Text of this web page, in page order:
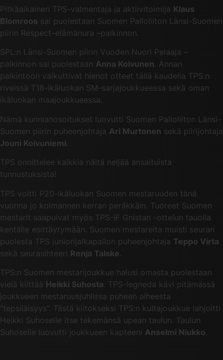
Pitkäaikainen TPS-valmentaja ja aktiivitoimija Klaus
Blomroos sai puolestaan Suomen Palloliiton Länsi-Suomen
piirin Respect–elämänura –palkinnon.
SPL:n Länsi-Suomen piirin Vuoden Nuori Pelaaja –
palkinnon sai puolestaan Anna Koivunen. Annan
palkintoon vaikuttivat hienot otteet tällä kaudella TPS:n
riveissä T18-ikäluokan SM-sarjajoukkueessa sekä oman
ikäluokan maajoukkueessa.
Nämä kunnianosoitukset luovutti Suomen Palloliiton Länsi-
Suomen piirin puheenjohtaja Ari Murtonen sekä piirijohtaja
Jouni Koivuniemi.
TPS onnittelee kaikkia näitä neljää ansaituista
tunnustuksista!
TPS voitti P20-ikäluokan Suomen mestaruuden tänä
vuonna jo kolmannen kerran peräkkäin. Tuoreet Suomen
mestarit saapuivat myös TPS-IF Gnistan -ottelun tauolla
kentälle esittäytymään. Suomen mestareita muisti seuran
puolesta TPS juniorijalkapallon puheenjohtaja Teppo Virta
sekä seurasihteeri Renja Talske.
TPS:n Suomen mestarijoukkue halusi omasta puolestaan
vielä kiittää Heikki Suhosta. TPS-legneda kävi pitämässä
joukkueen mestaruusjuhlissa puheen aiheesta
”tepsiläisyys”. Tästä kiitokseksi TPS:n kultajoukkue lahjoitti
Heikki Suhoselle itse tekemänsä upean taulun. Taulun
Suhoselle luovutti joukkueen kapteeni Anselmi Niukko.